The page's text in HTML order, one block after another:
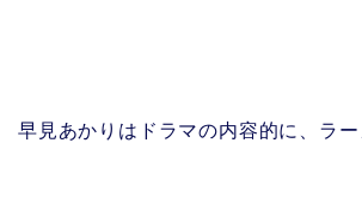
早見あかりはドラマの内容的に、ラー